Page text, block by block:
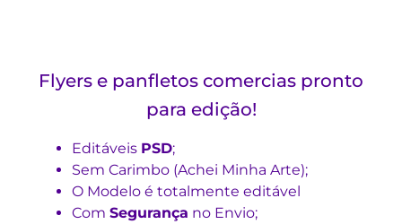
Flyers e panfletos comercias pronto
para edição!
Editáveis PSD;
Sem Carimbo (Achei Minha Arte);
O Modelo é totalmente editável
Com Segurança no Envio;